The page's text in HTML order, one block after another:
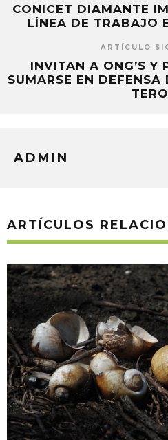
CONICET DIAMANTE
LÍNEA DE TRABAJO
ARTÍCULO
INVITAN A ONG’S Y
SUMARSE EN DEFENSA
ADMIN
ARTÍCULOS